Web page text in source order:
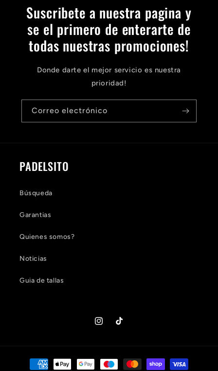
Suscribete a nuestra pagina y
se el primero de enterarte de
todas nuestras promociones!
Donde darte el mejor servicio es nuestra
prioridad!
Correo electrónico
PADELSITO
Búsqueda
Garantias
Quienes somos?
Noticias
Guia de tallas
InstagramTikTok
Formas